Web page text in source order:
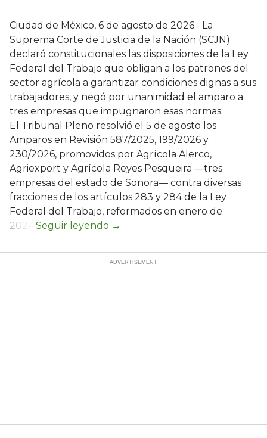
Ciudad de México, 6 de agosto de 2026.- La
Suprema Corte de Justicia de la Nación (SCJN)
declaró constitucionales las disposiciones de la Ley
Federal del Trabajo que obligan a los patrones del
sector agrícola a garantizar condiciones dignas a sus
trabajadores, y negó por unanimidad el amparo a
tres empresas que impugnaron esas normas.
El Tribunal Pleno resolvió el 5 de agosto los
Amparos en Revisión 587/2025, 199/2026 y
230/2026, promovidos por Agrícola Alerco,
Agriexport y Agrícola Reyes Pesqueira —tres
empresas del estado de Sonora— contra diversas
fracciones de los artículos 283 y 284 de la Ley
Federal del Trabajo, reformados en enero de
2024.